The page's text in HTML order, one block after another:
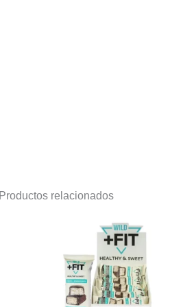
Productos relacionados